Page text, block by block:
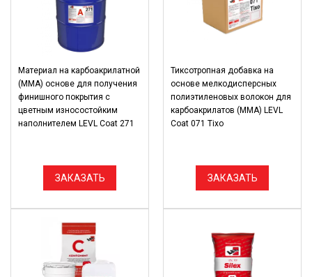
Материал на карбоакрилатной
(ММА) основе для получения
финишного покрытия с
цветным износостойким
наполнителем LEVL Coat 271
ЗАКАЗАТЬ
Тиксотропная добавка на
основе мелкодисперсных
полиэтиленовых волокон для
карбоакрилатов (ММА) LEVL
Coat 071 Tixo
ЗАКАЗАТЬ